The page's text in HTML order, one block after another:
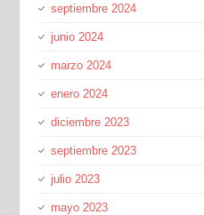
septiembre 2024
junio 2024
marzo 2024
enero 2024
diciembre 2023
septiembre 2023
julio 2023
mayo 2023